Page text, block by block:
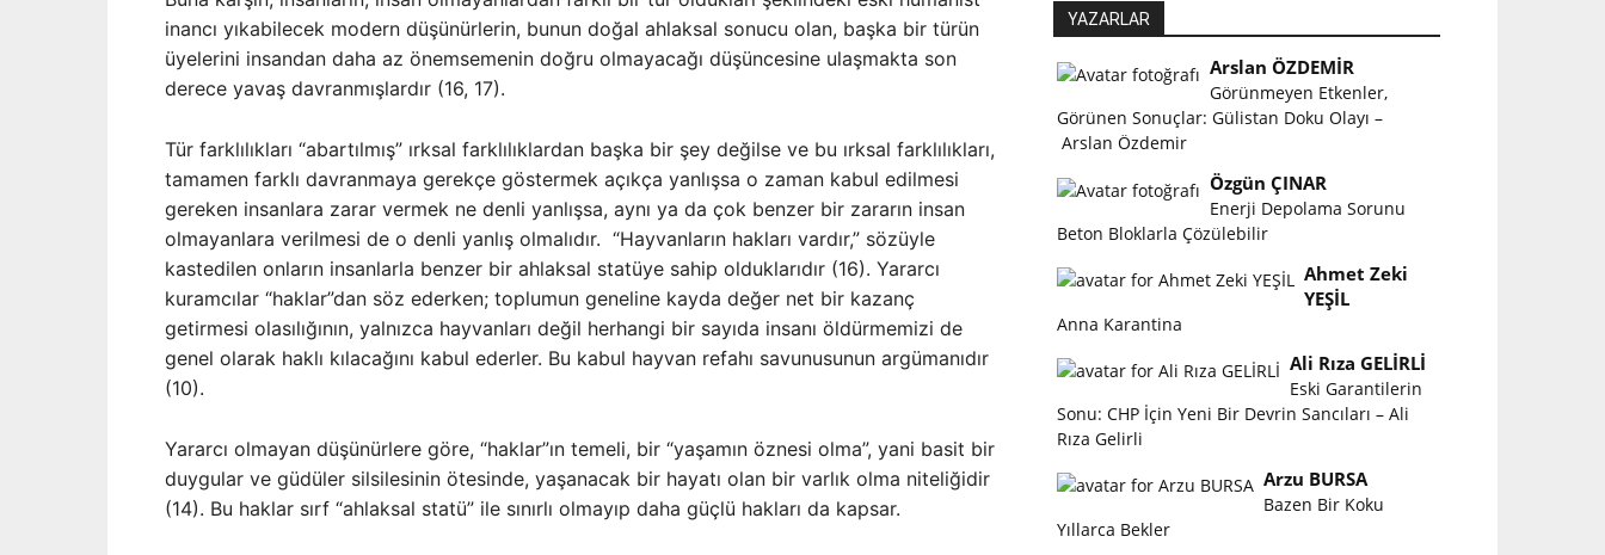
inancı yıkabilecek modern düşünürlerin, bunun doğal ahlaksal sonucu olan, başka bir türün
üyelerini insandan daha az önemsemenin doğru olmayacağı düşüncesine ulaşmakta son
derece yavaş davranmışlardır (16, 17).
Tür farklılıkları “abartılmış” ırksal farklılıklardan başka bir şey değilse ve bu ırksal farklılıkları,
tamamen farklı davranmaya gerekçe göstermek açıkça yanlışsa o zaman kabul edilmesi
gereken insanlara zarar vermek ne denli yanlışsa, aynı ya da çok benzer bir zararın insan
olmayanlara verilmesi de o denli yanlış olmalıdır. “Hayvanların hakları vardır,” sözüyle
kastedilen onların insanlarla benzer bir ahlaksal statüye sahip olduklarıdır (16). Yararcı
kuramcılar “haklar”dan söz ederken; toplumun geneline kayda değer net bir kazanç
getirmesi olasılığının, yalnızca hayvanları değil herhangi bir sayıda insanı öldürmemizi de
genel olarak haklı kılacağını kabul ederler. Bu kabul hayvan refahı savunusunun argümanıdır
(10).
Yararcı olmayan düşünürlere göre, “haklar”ın temeli, bir “yaşamın öznesi olma”, yani basit bir
duygular ve güdüler silsilesinin ötesinde, yaşanacak bir hayatı olan bir varlık olma niteliğidir
(14). Bu haklar sırf “ahlaksal statü” ile sınırlı olmayıp daha güçlü hakları da kapsar.
YAZARLAR
Arslan ÖZDEMİR
Görünmeyen Etkenler,
Görünen Sonuçlar: Gülistan Doku Olayı –
Arslan Özdemir
Özgün ÇINAR
Enerji Depolama Sorunu
Beton Bloklarla Çözülebilir
Ahmet Zeki
YEŞİL
Anna Karantina
Ali Rıza GELİRLİ
Eski Garantilerin
Sonu: CHP İçin Yeni Bir Devrin Sancıları – Ali
Rıza Gelirli
Arzu BURSA
Bazen Bir Koku
Yıllarca Bekler